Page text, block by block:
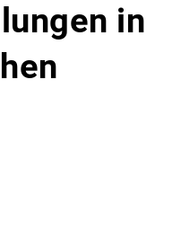
in